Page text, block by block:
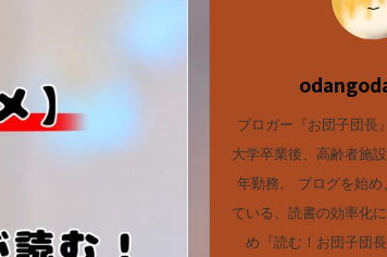
ブロガー『お団子団長
大学卒業後、高齢者施
年勤務。 ブログを始め
ている、読書の効率化
め『読む！お団子団